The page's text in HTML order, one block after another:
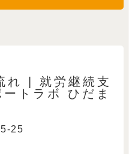
れ | 就労継続支
トラボ ひだま
25